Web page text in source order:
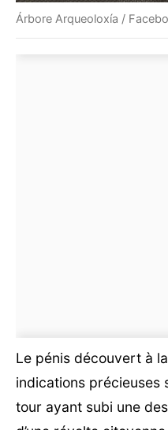
Árbore Arqueoloxía /
Le pénis découvert à
indications précieuses
tour ayant subi une